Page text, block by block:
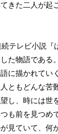
きた二人が起
続テレビ小説『
た物語である
に描かれてい
ともどんな苦
望し、時には
も前を見つめ
見ていて、何